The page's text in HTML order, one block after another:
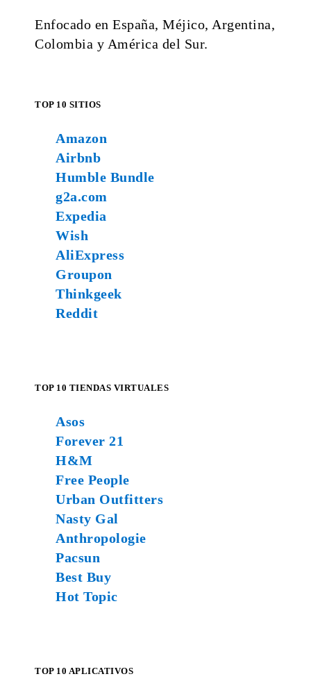
Enfocado en España, Méjico, Argentina,
Colombia y América del Sur.
TOP 10 SITIOS
Amazon
Airbnb
Humble Bundle
g2a.com
Expedia
Wish
AliExpress
Groupon
Thinkgeek
Reddit
TOP 10 TIENDAS VIRTUALES
Asos
Forever 21
H&M
Free People
Urban Outfitters
Nasty Gal
Anthropologie
Pacsun
Best Buy
Hot Topic
TOP 10 APLICATIVOS